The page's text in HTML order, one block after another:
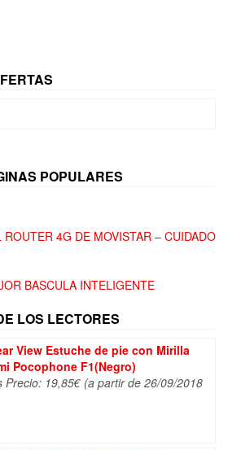
POPULARES
ROUTER 4G DE MOVISTAR – CUIDADO
BASCULA INTELIGENTE
LOS LECTORES
View Estuche de pie con Mirilla
Pocophone F1(Negro)
Precio: 19,85€ (a partir de 26/09/2018